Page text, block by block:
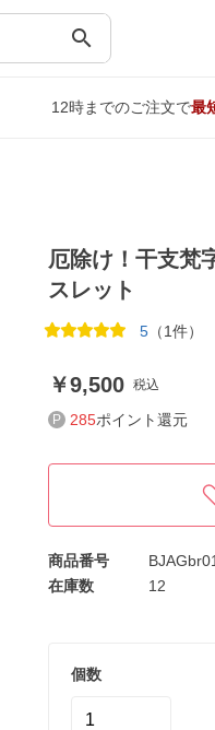
search
12時までのご注文で最
厄除け！干支梵
スレット
5（1件）
9,500 税込
285ポイント還元
商品番号
BJAGbr01
在庫数
12
個数